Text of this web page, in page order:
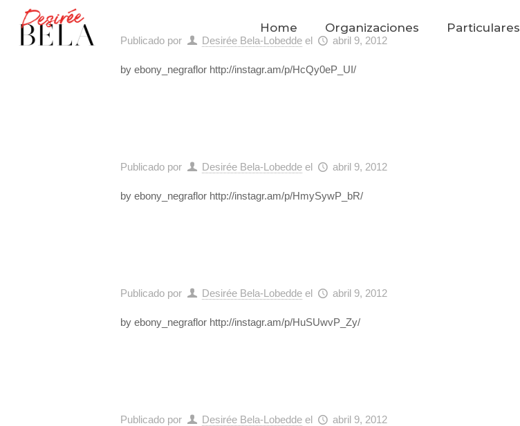
Home Organizaciones Particulares
Publicado por Desirée Bela-Lobedde el abril 9, 2012
by ebony_negraflor http://instagr.am/p/HcQy0eP_UI/
Publicado por Desirée Bela-Lobedde el abril 9, 2012
by ebony_negraflor http://instagr.am/p/HmySywP_bR/
Publicado por Desirée Bela-Lobedde el abril 9, 2012
by ebony_negraflor http://instagr.am/p/HuSUwvP_Zy/
Publicado por Desirée Bela-Lobedde el abril 9, 2012